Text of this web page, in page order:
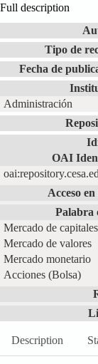
Full description
Tipo de
Fecha de
Administración
OAI
Acceso
Palabra
Mercado de capitales
Mercado de valores
Mercado monetario
Acciones (Bolsa)
Description